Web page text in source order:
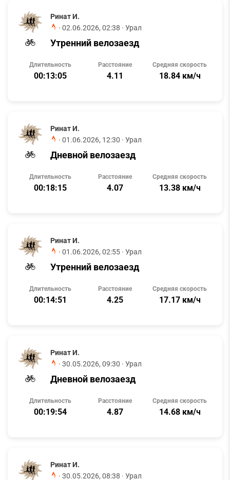
Ринат И.
· 02.06.2026, 02:38 · Урал
Утренний велозаезд
Длительность
00:13:05
Расстояние
4.11
Средняя скорость
18.84 км/ч
Ринат И.
· 01.06.2026, 12:30 · Урал
Дневной велозаезд
Длительность
00:18:15
Расстояние
4.07
Средняя скорость
13.38 км/ч
Ринат И.
· 01.06.2026, 02:55 · Урал
Утренний велозаезд
Длительность
00:14:51
Расстояние
4.25
Средняя скорость
17.17 км/ч
Ринат И.
· 30.05.2026, 09:30 · Урал
Дневной велозаезд
Длительность
00:19:54
Расстояние
4.87
Средняя скорость
14.68 км/ч
Ринат И.
· 30.05.2026, 08:38 · Урал